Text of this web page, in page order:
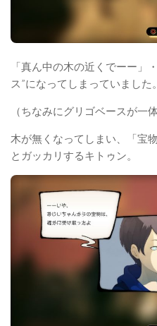
「真ん中の木の近くでーー」
ス”になってしまっていました。
（ちなみにグリゴベースが一
木が無くなってしまい、「宝
とガッカリするキトゥン。